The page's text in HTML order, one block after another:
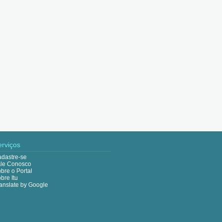
se
Conosco
o Portal
Itu
by Google